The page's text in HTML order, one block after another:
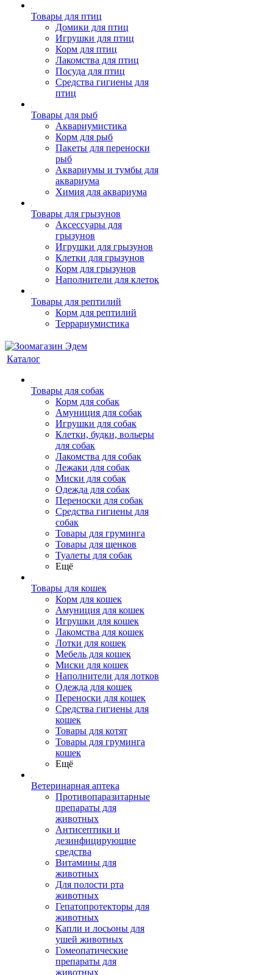
Товары для птиц
Домики для птиц
Игрушки для птиц
Корм для птиц
Лакомства для птиц
Посуда для птиц
Средства гигиены для
птиц
Товары для рыб
Аквариумистика
Корм для рыб
Пакеты для переноски
рыб
Аквариумы и тумбы для
аквариума
Химия для аквариума
Товары для грызунов
Аксессуары для
грызунов
Игрушки для грызунов
Клетки для грызунов
Корм для грызунов
Наполнители для клеток
Товары для рептилий
Корм для рептилий
Террариумистика
Каталог
Товары для собак
Корм для собак
Амуниция для собак
Игрушки для собак
Клетки, будки, вольеры
для собак
Лакомства для собак
Лежаки для собак
Миски для собак
Одежда для собак
Переноски для собак
Средства гигиены для
собак
Товары для груминга
Товары для щенков
Туалеты для собак
Ещё
Товары для кошек
Корм для кошек
Амуниция для кошек
Игрушки для кошек
Лакомства для кошек
Лотки для кошек
Мебель для кошек
Миски для кошек
Наполнители для лотков
Одежда для кошек
Переноски для кошек
Средства гигиены для
кошек
Товары для котят
Товары для груминга
кошек
Ещё
Ветеринарная аптека
Противопаразитарные
препараты для
животных
Антисептики и
дезинфицирующие
средства
Витамины для
животных
Для полости рта
животных
Гепатопротекторы для
животных
Капли и лосьоны для
ушей животных
Гомеопатические
препараты для
животных